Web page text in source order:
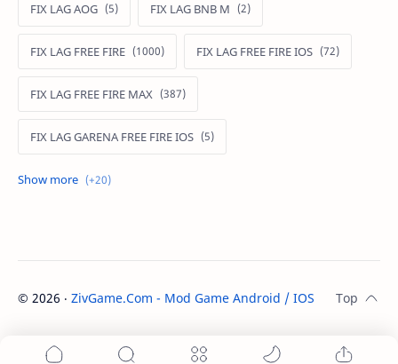
FIX LAG AOG FIX LAG BNB M
FIX LAG FREE FIRE FIX LAG FREE FIRE IOS
FIX LAG FREE FIRE MAX
FIX LAG GARENA FREE FIRE IOS
FIX LAG LIÊN QUÂN MOBILE
MOD APK FREE FIRE MOD DATA FREE FIRE
MOD DATA PUBG MOD FREE FIRE
MOD FREE FIRE IOS MOD GAME MOBILE
© 2026 ‧ ZivGame.Com - Mod Game Android / IOS . All rights